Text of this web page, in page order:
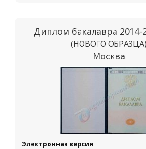
Диплом бакалавра 2014-
(НОВОГО ОБРАЗЦА)
Москва
Электронная версия